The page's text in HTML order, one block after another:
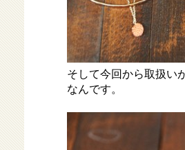
そして今回から取扱い
なんです。